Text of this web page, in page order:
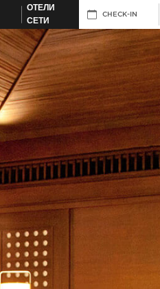
ОТЕЛИ
СЕТИ
CHECK-IN